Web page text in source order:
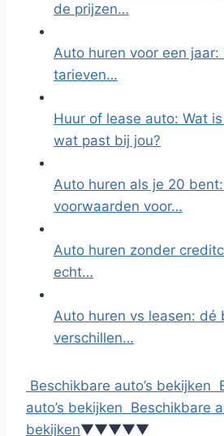
de prijzen…
Auto huren voor een
tarieven…
Huur of lease auto: Wat
wat past bij jou?
Auto huren als je 20
voorwaarden voor…
Auto huren zonder
echt…
Auto huren vs leasen: dé
verschillen…
Beschikbare auto’s bekijken
auto’s bekijken Beschikbare
bekijken▼▼▼▼▼